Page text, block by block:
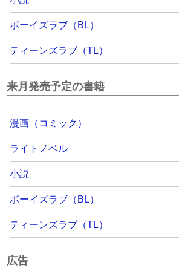
ボーイズラブ（BL）
ティーンズラブ（TL）
来月発売予定の書籍
漫画（コミック）
ライトノベル
小説
ボーイズラブ（BL）
ティーンズラブ（TL）
広告